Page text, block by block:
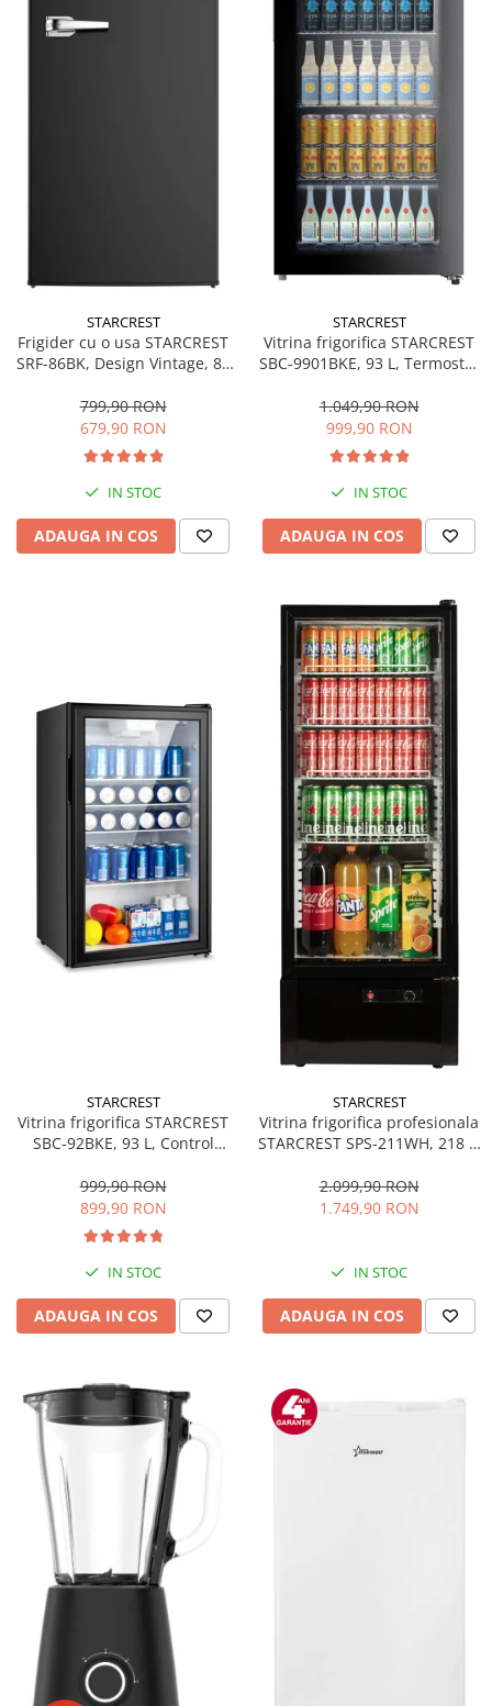
Uscatoare de par
STARCREST
Frigider cu o usa STARCREST
SRF-86BK, Design Vintage, 85
interioara, H 84 cm, Negru
799,90 RON
679,90 RON
IN STOC
ADAUGA IN COS
STARCREST
Vitrina frigorifica STARCREST
SBC-9901BKE, 93 L, Termostat
sticla, H 84.5 cm, Negru
1.049,90 RON
999,90 RON
IN STOC
ADAUGA IN COS
STARCREST
Vitrina frigorifica STARCREST
SBC-92BKE, 93 L, Control
83.2 cm, Negru
999,90 RON
899,90 RON
IN STOC
ADAUGA IN COS
STARCREST
Vitrina frigorifica profesionala
STARCREST SPS-211WH, 218 L,
LED, H 141 cm, Negru
2.099,90 RON
1.749,90 RON
IN STOC
ADAUGA IN COS